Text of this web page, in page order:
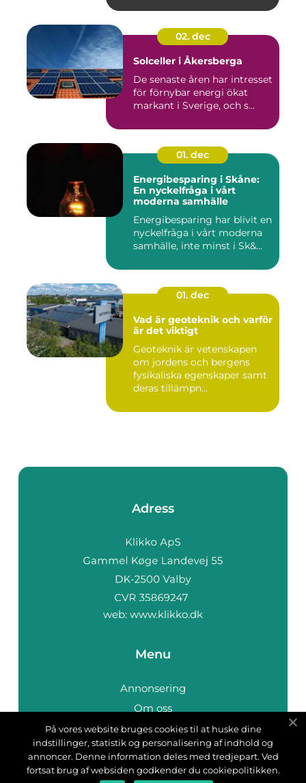
02. dec
Solceller i Åkersberga
De senaste åren har intresset
för förnybar energi ökat
markant i Sverige, och s...
01. dec
Energibesparing i Skåne:
En nyckelfråga i vårt
moderna samhälle
Energibesparing har blivit en
nyckelfråga i vårt moderna
samhälle, inte minst i Sk&...
01. dec
Vad är geoteknik och varför
är det viktigt
Geoteknik är vetenskapen
om jordens och bergens
fysikaliska egenskaper samt
deras tillämpn...
Adress
web: www.klikko.dk
Menu
Annonsering
Om oss
Cookies
Kontakta oss
Sitemap
På vores website bruges cookies til at huske dine
indstillinger, statistik og personalisering af indhold og
annoncer. Denne information deles med tredjepart. Ved
fortsat brug af websiden godkender du cookiepolitikken.